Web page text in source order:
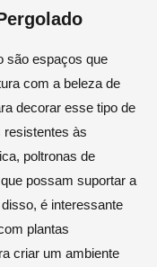
são espaços que
com a beleza de
decorar esse tipo de
resistentes às
poltronas de
possam suportar a
é interessante
plantas
criar um ambiente